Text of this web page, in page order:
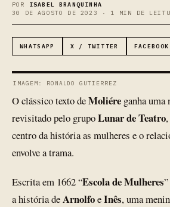
POR ISABEL BRANQUINHA
30 DE AGOSTO DE 2023 · 1 MIN DE
WHATSAPP X / TWITTER FACEBOOK
IMAGEM: RONALDO GUTIERREZ
O clássico texto deMoliére ganha uma
revisitado pelo grupoLunar de Teatro
centro da história as mulheres e o
envolve a trama.
Escrita em 1662 “Escola de Mulheres
a história deArnolfoeInês, uma